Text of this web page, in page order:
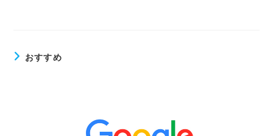
おすすめ